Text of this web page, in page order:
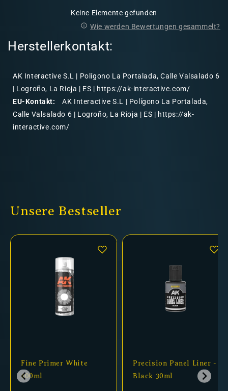
Keine Elemente gefunden
Wie werden Bewertungen gesammelt?
Herstellerkontakt:
AK Interactive S.L | Polígono La Portalada, Calle Valsalado 6
| Logroño, La Rioja | ES | https://ak-interactive.com/
EU-Kontakt:
AK Interactive S.L | Polígono La Portalada,
Calle Valsalado 6 | Logroño, La Rioja | ES | https://ak-
interactive.com/
Unsere Bestseller
Fine Primer White
400ml
Precision Panel Liner -
Black 30ml